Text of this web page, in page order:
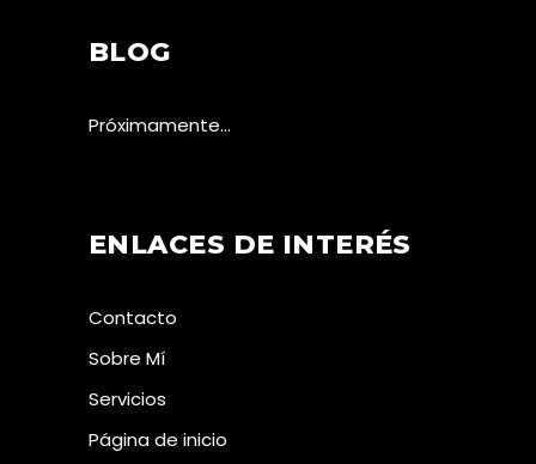
BLOG
Próximamente…
ENLACES DE INTERÉS
Contacto
Sobre Mí
Servicios
Página de inicio